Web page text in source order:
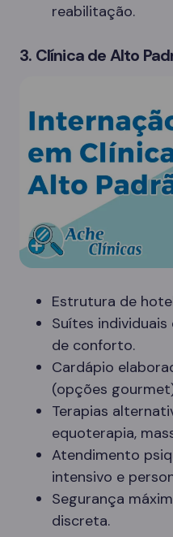
reabilitação.
3. Clínica de Alto
Estrutura de
Suítes
de conforto.
Cardápio
(opções
Terapias
equoterapia,
Atendimento
intensivo e
Segurança
discreta.